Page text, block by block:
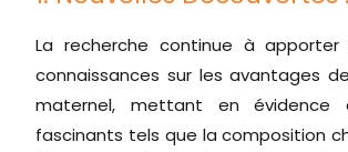
La recherche continue à apporter
connaissances sur les avantages
maternel, mettant en évidence
fascinants tels que la composition